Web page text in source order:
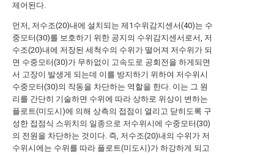
제어된다.
먼저, 저수조(20)내에 설치되는 제1수위감지센서(40)는 수
중모터(30)를 보호하기 위한 공지의 수위감지센서로서, 저
수조(20)내에 저장된 세척수의 수위가 떨어져 저수위가 되
면 수중모터(30)가 무하없이 고속도로 공회전을 하게되면
서 고장이 발생게 되는데 이를 방지하기 위하여 저수위시
수중모터(30)의 작동을 차단하는 역할을 한다. 이는 그 원
리를 간단히 기술하면 수위에 따라 상하로 위상이 변하는
플로트(미도시)에 의해 상측의 접점이 열리고 닫히도록 구
성한 접점식 스위치의 일종으로 저수위시에 수중모터(30)
의 전원을 차단하는 것이다. 즉, 저수조(20)내의 수위가 저
수위시에는 수위를 따라 플로트(미도시)가 하강하게 되고